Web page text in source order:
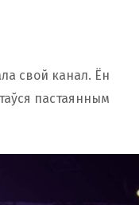
свой канал. Ён
пастаянным